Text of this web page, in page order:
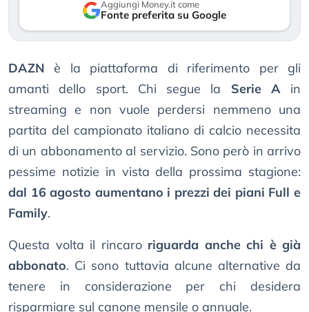
Aggiungi Money.it come
Fonte preferita su Google
DAZN è la piattaforma di riferimento per gli
amanti dello sport. Chi segue la Serie Ain
streaming e non vuole perdersi nemmeno una
partita del campionato italiano di calcio necessita
di un abbonamento al servizio. Sono però in arrivo
pessime notizie in vista della prossima stagione:
dal 16 agosto aumentano i prezzi dei piani Full e
Family.
Questa volta il rincaro riguarda anche chi è già
abbonato. Ci sono tuttavia alcune alternative da
tenere in considerazione per chi desidera
risparmiare sul canone mensile o annuale.